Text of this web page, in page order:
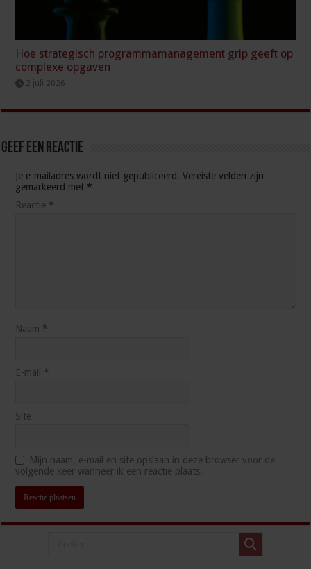
Hoe strategisch programmamanagement grip geeft op
complexe opgaven
2 juli 2026
Geef een reactie
Je e-mailadres wordt niet gepubliceerd. Vereiste velden zijn
gemarkeerd met *
Reactie *
Naam *
E-mail *
Site
Mijn naam, e-mail en site opslaan in deze browser voor de
volgende keer wanneer ik een reactie plaats.